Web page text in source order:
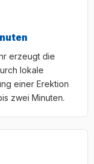
erzeugt die
lokale
einer Erektion
zwei Minuten.